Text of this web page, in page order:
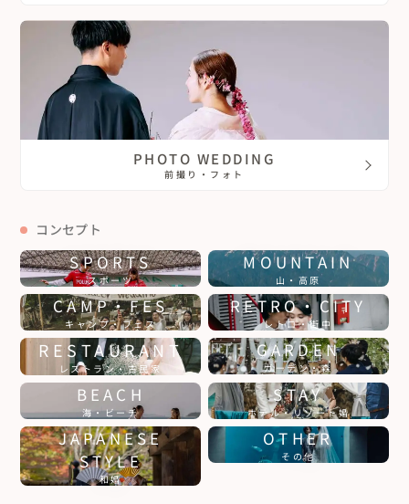
PHOTO WEDDING
前撮り・フォト
コンセプト
SPORTS
スポーツ
MOUNTAIN
山・高原
CAMP・FES
キャンプ・フェス
RETRO・CITY
レトロ・街中
RESTAURANT
レストラン・古民家
GARDEN
ガーデン・森
BEACH
海・ビーチ
STAY
ホテル・リゾート婚
JAPANESE
STYLE
和婚
OTHER
その他